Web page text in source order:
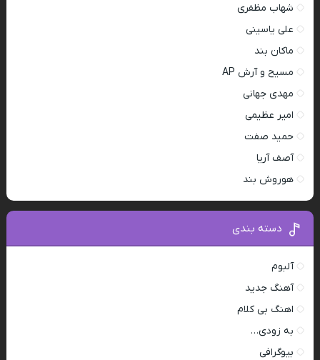
شهاب مظفری
علی یاسینی
ماکان بند
مسیح و آرش AP
مهدی جهانی
امیر عظیمی
حمید صفت
آصف آریا
هوروش بند
دسته بندی
آلبوم
آهنگ جدید
اهنگ بی کلام
به زودی…
بیوگرافی